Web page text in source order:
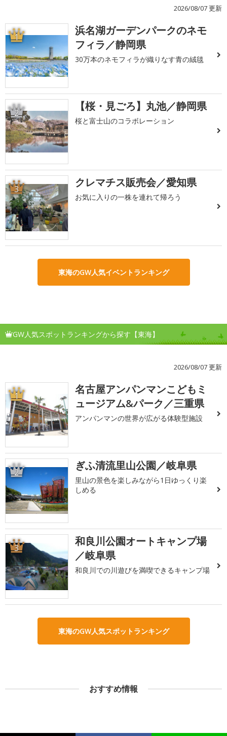
2026/08/07 更新
1
浜名湖ガーデンパークのネモ
フィラ／静岡県
30万本のネモフィラが織りなす青の絨毯
2 【桜・見ごろ】丸池／静岡県
桜と富士山のコラボレーション
3 クレマチス販売会／愛知県
お気に入りの一株を連れて帰ろう
東海のGW人気イベントランキング
GW人気スポットランキングから探す【東海】
2026/08/07 更新
1
名古屋アンパンマンこどもミ
ュージアム&パーク／三重県
アンパンマンの世界が広がる体験型施設
2 ぎふ清流里山公園／岐阜県
里山の景色を楽しみながら1日ゆっくり楽
しめる
3
和良川公園オートキャンプ場
／岐阜県
和良川での川遊びを満喫できるキャンプ場
東海のGW人気スポットランキング
おすすめ情報